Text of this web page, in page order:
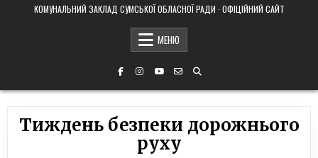
КОМУНАЛЬНИЙ ЗАКЛАД СУМСЬКОЇ ОБЛАСНОЇ РАДИ · ОФІЦІЙНИЙ САЙТ
МЕНЮ
Тиждень безпеки дорожнього
руху